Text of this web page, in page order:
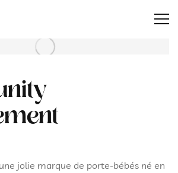
jolie marque de porte-bébés né en